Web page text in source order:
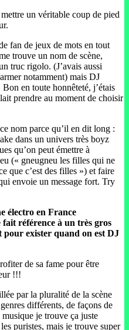
un véritable coup de pied
fan de jeux de mots en tout
trouve un nom de scène,
truc rigolo. (J’avais aussi
notamment) mais DJ
en toute honnêteté, j’étais
prendre au moment de choisir
nom parce qu’il en dit long :
dans un univers très boyz
qu’on peut émettre à
(« gneugneu les filles qui ne
que c’est des filles ») et faire
envoie un message fort. Try
électro en France
référence à un très gros
exister quand on est DJ
de sa fame pour être
!!!
par la pluralité de la scène
différents, de façons de
je trouve ça juste
puristes, mais je trouve super